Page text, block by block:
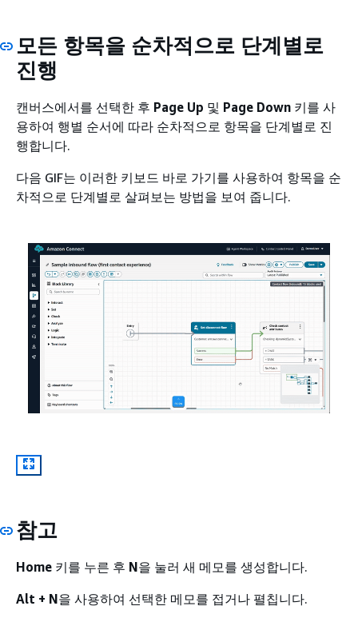
모든 항목을 순차적으로 단계별로
진행
캔버스에서를 선택한 후 Page Up 및 Page Down 키를 사
용하여 행별 순서에 따라 순차적으로 항목을 단계별로 진
행합니다.
다음 GIF는 이러한 키보드 바로 가기를 사용하여 항목을 순
차적으로 단계별로 살펴보는 방법을 보여 줍니다.
참고
Home 키를 누른 후 N을 눌러 새 메모를 생성합니다.
Alt + N을 사용하여 선택한 메모를 접거나 펼칩니다.